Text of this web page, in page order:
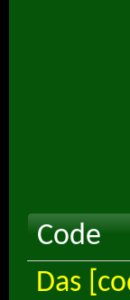
Code
Das